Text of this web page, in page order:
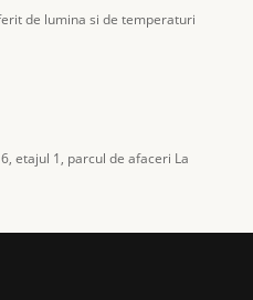
de lumina si de temperaturi
etajul 1, parcul de afaceri La